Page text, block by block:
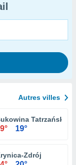
Autres villes
Tatrzańska
19°
Zdrój